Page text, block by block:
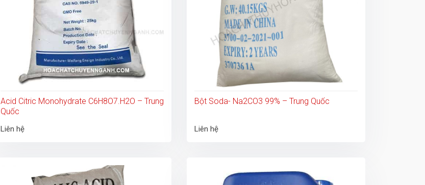
Acid Citric Monohydrate C6H8O7.H2O – Trung
Quốc
Liên hệ
Bột Soda- Na2CO3 99% – Trung Quốc
Liên hệ